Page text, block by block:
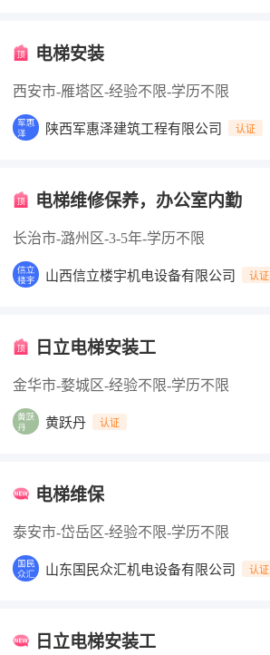
电梯安装
西安市-雁塔区-经验不限-学历不限
陕西军惠泽建筑工程有限公司 认证
电梯维修保养，办公室内勤
长治市-潞州区-3-5年-学历不限
山西信立楼宇机电设备有限公司 认证
日立电梯安装工
金华市-婺城区-经验不限-学历不限
黄跃丹 认证
电梯维保
泰安市-岱岳区-经验不限-学历不限
山东国民众汇机电设备有限公司 认证
日立电梯安装工